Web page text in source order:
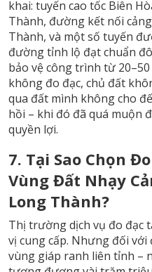
khai: tuyến cao tốc Biên
Thành, đường kết nối
Thành, và một số tuyến
đường tỉnh lộ đạt chuẩn
bảo vệ công trình từ
không đo đạc, chủ đất
qua đất mình không cho
hồi – khi đó đã quá muộn
quyền lợi.
7. Tại Sao Chọn
Vùng Đất Nhạy
Long Thành?
Thị trường dịch vụ đo đạc
vị cung cấp. Nhưng đối
vùng giáp ranh liên tỉnh –